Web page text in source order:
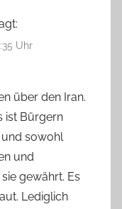
Uhr
über den Iran.
ist Bürgern
sowohl
und
gewährt. Es
Lediglich